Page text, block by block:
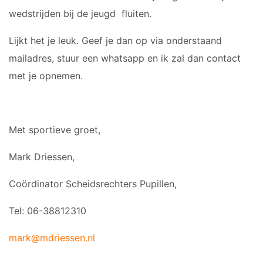
HEREN
wedstrijden bij de jeugd fluiten.
Lijkt het je leuk. Geef je dan op via onderstaand
mailadres, stuur een whatsapp en ik zal dan contact
met je opnemen.
Met sportieve groet,
Mark Driessen,
Coördinator Scheidsrechters Pupillen,
Tel: 06-38812310
mark@mdriessen.nl